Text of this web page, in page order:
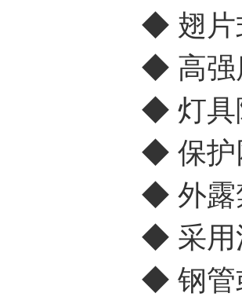
◆ 翅片
◆ 高强
◆ 灯具
◆ 保护
◆ 外露
◆ 采用
◆ 钢管